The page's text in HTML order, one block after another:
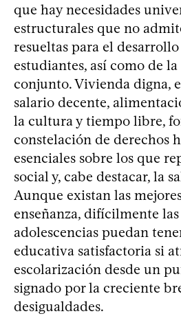
que hay necesidades
estructurales que no
resueltas para el desarrollo
estudiantes, así como de
conjunto. Vivienda digna,
salario decente,
la cultura y tiempo libre,
constelación de derechos
esenciales sobre los que
social y, cabe destacar, la
Aunque existan las
enseñanza, difícilmente
adolescencias puedan
educativa satisfactoria si
escolarización desde un
signado por la creciente
desigualdades.